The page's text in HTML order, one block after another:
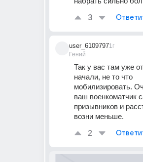
3
user_6109797
Гений
1г
Так у вас там уже
начали, не то что
мобилизировать.
ваш военкоматчик
призывников и
возни меньше.
2